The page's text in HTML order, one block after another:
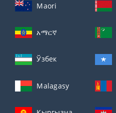
Maori
አማርኛ
Ўзбек
Malagasy